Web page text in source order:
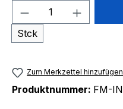
Produkt
Stck
Zum Merkzettel hinzufügen
Produktnummer: FM-